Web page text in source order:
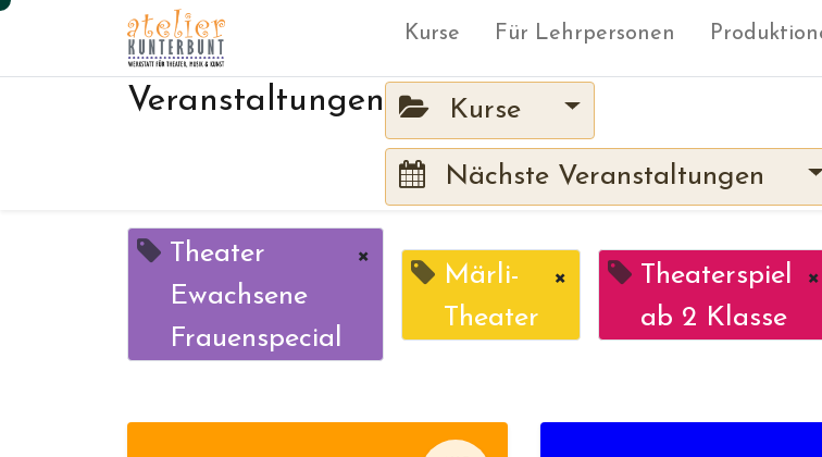
Kurse Für Lehrpersonen
Veranstaltungen Kurse
Nächste Veranstaltungen
Theater
Ewachsene
Frauenspecial
×
Märli-
Theater
×
Theaterspiel
ab 2 Klasse
×